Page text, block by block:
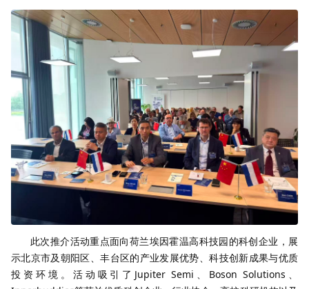
此次推介活动重点面向荷兰埃因霍温高科技园的科创企业，展
示北京市及朝阳区、丰台区的产业发展优势、科技创新成果与优质
投资环境。活动吸引了Jupiter Semi、Boson Solutions、